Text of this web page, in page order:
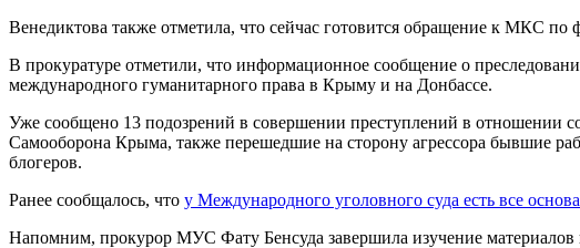
Венедиктова также отметила, что сейчас готовится обращение к МКС
В прокуратуре отметили, что информационное сообщение о
международного гуманитарного права в Крыму и на Донбассе.
Уже сообщено 13 подозрений в совершении преступлений в отношении
Самооборона Крыма, также перешедшие на сторону агрессора бывшие
блогеров.
Ранее сообщалось, что у Международного уголовного суда есть все
Напомним, прокурор МУС Фату Бенсуда завершила изучение материалов